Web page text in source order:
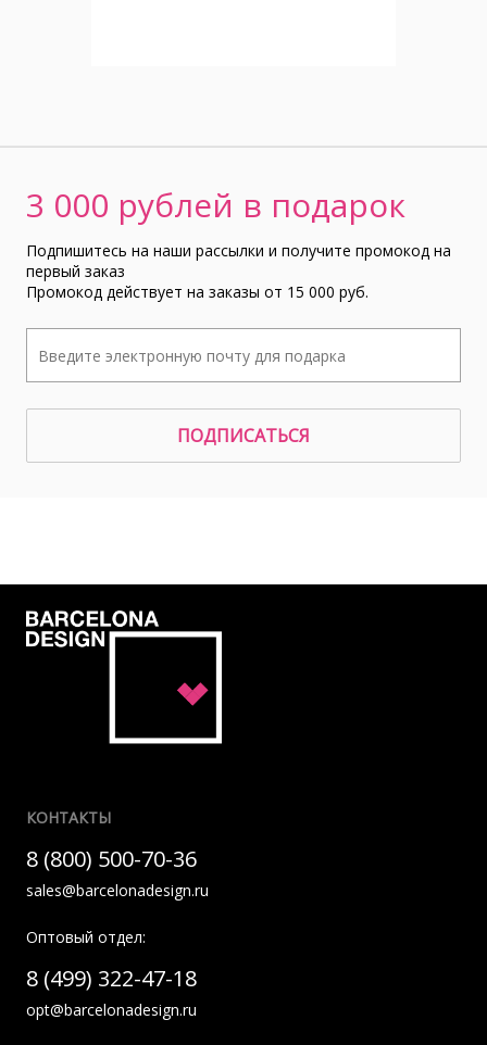
3 000 рублей в подарок
Подпишитесь на наши рассылки и получите промокод на
первый заказ
Промокод действует на заказы от 15 000 руб.
ПОДПИСАТЬСЯ
КОНТАКТЫ
8 (800) 500-70-36
sales@barcelonadesign.ru
Оптовый отдел:
8 (499) 322-47-18
opt@barcelonadesign.ru